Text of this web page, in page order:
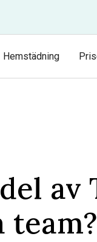
Hemstädning
av
team?